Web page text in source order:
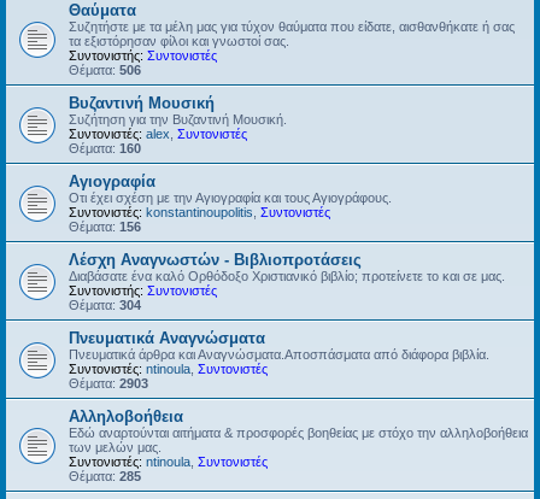
Θαύματα
Συζητήστε με τα μέλη μας για τύχον θαύματα που είδατε, αισθανθήκατε ή σας
τα εξιστόρησαν φίλοι και γνωστοί σας.
Συντονιστής: Συντονιστές
Θέματα: 506
Βυζαντινή Μουσική
Συζήτηση για την Βυζαντινή Μουσική.
Συντονιστές: alex Συντονιστές
Θέματα: 160
Αγιογραφία
Οτι έχει σχέση με την Αγιογραφία και τους Αγιογράφους.
Συντονιστές: konstantinoupolitis Συντονιστές
Θέματα: 156
Λέσχη Αναγνωστών - Βιβλιοπροτάσεις
Διαβάσατε ένα καλό Ορθόδοξο Χριστιανικό βιβλίο; προτείνετε το και σε μας.
Συντονιστής: Συντονιστές
Θέματα: 304
Πνευματικά Αναγνώσματα
Πνευματικά άρθρα και Αναγνώσματα.Αποσπάσματα από διάφορα βιβλία.
Συντονιστές: ntinoula Συντονιστές
Θέματα: 2903
Αλληλοβοήθεια
Εδώ αναρτούνται αιτήματα & προσφορές βοηθείας με στόχο την αλληλοβοήθεια
των μελών μας.
Συντονιστές: ntinoula Συντονιστές
Θέματα: 285